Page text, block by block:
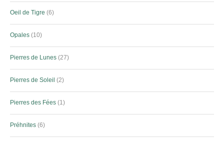
Oeil de Tigre 6
Opales 10
Pierres de Lunes 27
Pierres de Soleil 2
Pierres des Fées 1
Préhnites 6